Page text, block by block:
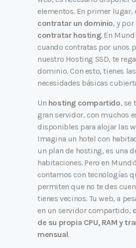
elementos. En primer lugar,
contratar un dominio, y
contratar hosting. En
cuando contratas por unos
nuestro Hosting SSD, te
dominio. Con esto, tienes las
necesidades básicas
Un hosting compartido, se
gran servidor, con muchos
disponibles para alojar las
Imagina un hotel con
un plan de hosting, es una
habitaciones. Pero en
contamos con tecnologías
permiten que no te des
tienes vecinos. Tu web, a
en un servidor compartido,
de su propia CPU, RAM y
mensual.